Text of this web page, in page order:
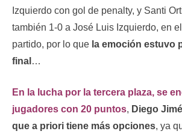
Izquierdo con gol de penalty, y Santi
también 1-0 a José Luis Izquierdo, en
partido, por lo que la emoción estuvo
final …
En la lucha por la tercera plaza, se
jugadores con 20 puntos, Diego
que a priori tiene más opciones, ya